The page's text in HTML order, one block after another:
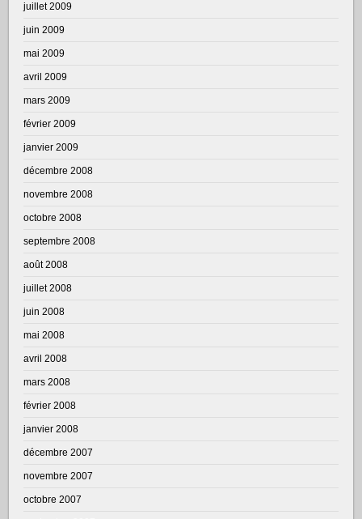
juillet 2009
juin 2009
mai 2009
avril 2009
mars 2009
février 2009
janvier 2009
décembre 2008
novembre 2008
octobre 2008
septembre 2008
août 2008
juillet 2008
juin 2008
mai 2008
avril 2008
mars 2008
février 2008
janvier 2008
décembre 2007
novembre 2007
octobre 2007